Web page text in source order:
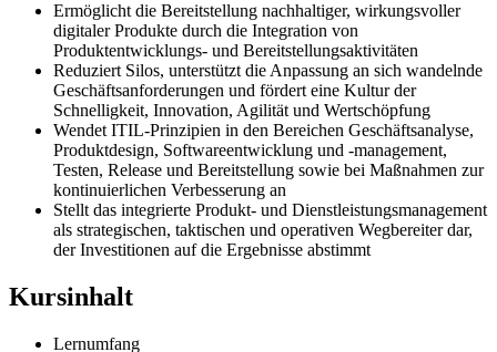
Ermöglicht die Bereitstellung nachhaltiger, wirkungsvoller
digitaler Produkte durch die Integration von
Produktentwicklungs- und Bereitstellungsaktivitäten
Reduziert Silos, unterstützt die Anpassung an sich wandelnde
Geschäftsanforderungen und fördert eine Kultur der
Schnelligkeit, Innovation, Agilität und Wertschöpfung
Wendet ITIL-Prinzipien in den Bereichen Geschäftsanalyse,
Produktdesign, Softwareentwicklung und -management,
Testen, Release und Bereitstellung sowie bei Maßnahmen zur
kontinuierlichen Verbesserung an
Stellt das integrierte Produkt- und Dienstleistungsmanagement
als strategischen, taktischen und operativen Wegbereiter dar,
der Investitionen auf die Ergebnisse abstimmt
Kursinhalt
Lernumfang